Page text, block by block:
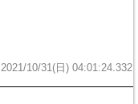
2021/10/31(日) 04:01:24.332